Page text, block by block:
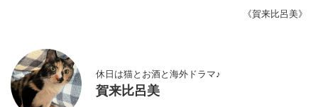
《賀来比呂美》
休日は猫とお酒と海外ドラマ♪
賀来比呂美